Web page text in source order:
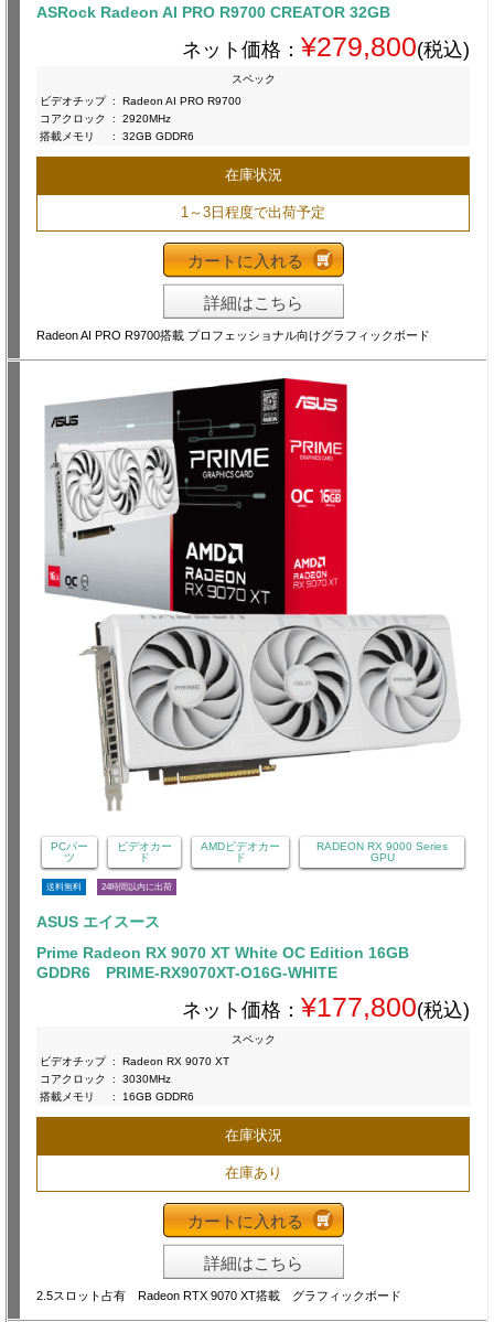
ASRock Radeon AI PRO R9700 CREATOR 32GB
ネット価格： ¥279,800(税込)
スペック
ビデオチップ :
Radeon AI PRO R9700
コアクロック
:
2920MHz
搭載メモリ
: 32GB GDDR6
在庫状況
1～3日程度で出荷予定
カートに入れる
詳細はこちら
Radeon AI PRO R9700搭載 プロフェッショナル向けグラフィックボード
PCパー
ツ
ビデオカー
ド
AMDビデオカー
ド
RADEON RX 9000 Series
GPU
送料無料 24時間以内に出荷
ASUS エイスース
Prime Radeon RX 9070 XT White OC Edition 16GB
GDDR6 PRIME-RX9070XT-O16G-WHITE
ネット価格： ¥177,800(税込)
スペック
ビデオチップ :
Radeon RX 9070 XT
コアクロック
:
3030MHz
搭載メモリ
: 16GB GDDR6
在庫状況
在庫あり
カートに入れる
詳細はこちら
2.5スロット占有 Radeon RTX 9070 XT搭載 グラフィックボード